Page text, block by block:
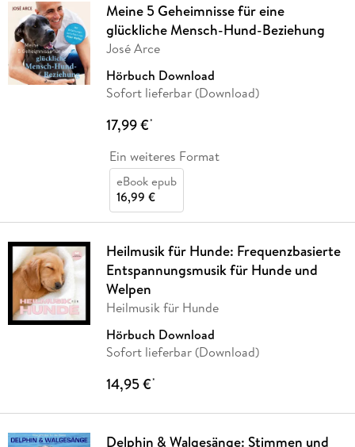
Meine 5 Geheimnisse für eine
glückliche Mensch-Hund-Beziehung
José Arce
Hörbuch Download
Sofort lieferbar (Download)
17,99 €*
Ein weiteres Format
eBook epub
16,99 €
Heilmusik für Hunde: Frequenzbasierte
Entspannungsmusik für Hunde und
Welpen
Heilmusik für Hunde
Hörbuch Download
Sofort lieferbar (Download)
14,95 €*
Delphin & Walgesänge: Stimmen und